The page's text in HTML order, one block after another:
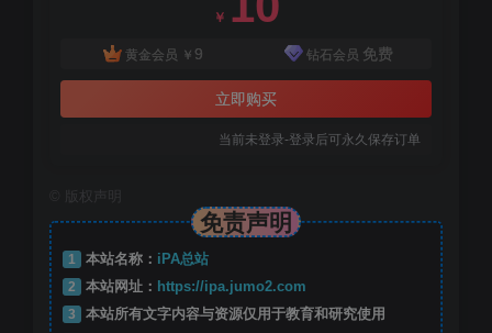
￥
黄金会员 ￥ 9 钻石会员 免费
立即购买
当前未登录-登录后可永久保存订单
版权声明
免责声明
1 本站名称： iPA总站
2
本站网址： https://ipa.jumo2.com
3
本站所有文字内容与资源仅用于教育和研究使用